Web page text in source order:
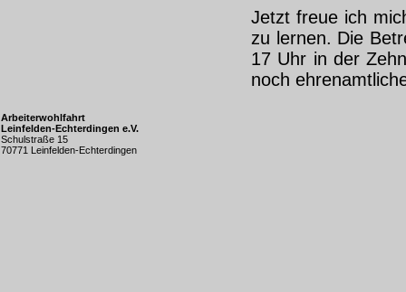
Jetzt freue ich
zu lernen. Die
17 Uhr in der
noch
Arbeiterwohlfahrt
Leinfelden-Echterdingen e.V.
Schulstraße 15
70771 Leinfelden-Echterdingen